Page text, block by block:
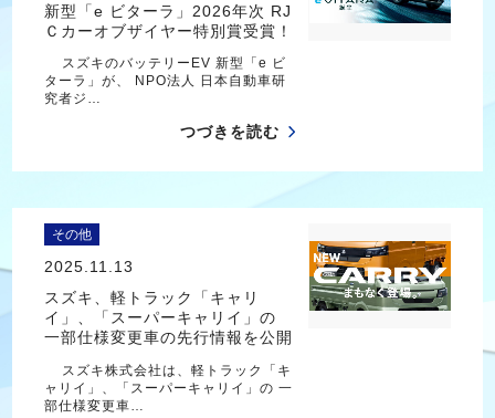
新型「e ビターラ」2026年次 RJ
Ｃカーオブザイヤー特別賞受賞！
スズキのバッテリーEV 新型「e ビ
ターラ」が、 NPO法人 日本自動車研
究者ジ…
つづきを読む
その他
2025.11.13
スズキ、軽トラック「キャリ
イ」、「スーパーキャリイ」の
一部仕様変更車の先行情報を公開
スズキ株式会社は、軽トラック「キ
ャリイ」、「スーパーキャリイ」の 一
部仕様変更車…